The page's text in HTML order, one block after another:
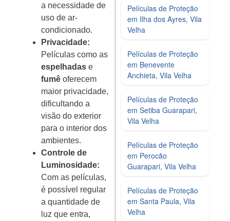
a necessidade de
uso de ar-
condicionado.
Privacidade:
Películas como as
espelhadas e
fumê oferecem
maior privacidade,
dificultando a
visão do exterior
para o interior dos
ambientes.
Controle de
Luminosidade:
Com as películas,
é possível regular
a quantidade de
luz que entra,
Películas de Proteção
em Ilha dos Ayres, Vila
Velha
Películas de Proteção
em Benevente
Anchieta, Vila Velha
Películas de Proteção
em Setiba Guarapari,
Vila Velha
Películas de Proteção
em Perocão
Guarapari, Vila Velha
Películas de Proteção
em Santa Paula, Vila
Velha